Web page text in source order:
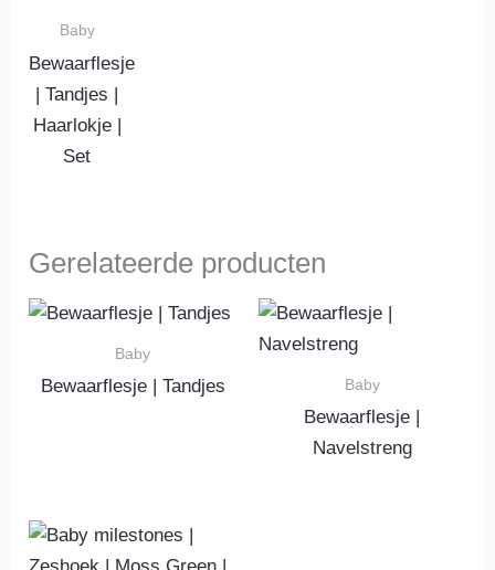
Baby
Bewaarflesje
| Tandjes |
Haarlokje |
Set
Gerelateerde producten
Baby
Bewaarflesje | Tandjes Baby
Bewaarflesje |
Navelstreng